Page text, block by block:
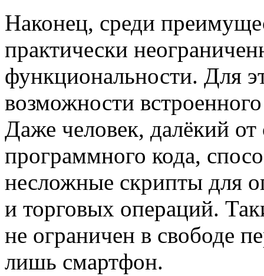
Наконец, среди
практически
функциональности. Для
возможности
Даже человек, далёкий
программного кода,
несложные скрипты для
и торговых операций.
не ограничен в свободе
лишь смартфон.